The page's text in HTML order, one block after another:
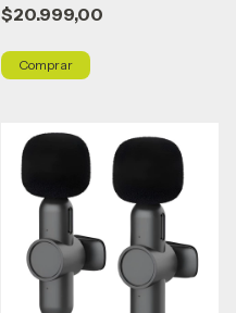
$20.999,00
Comprar